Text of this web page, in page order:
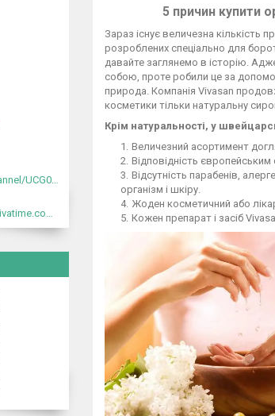
5 причин купити
Зараз існує величезна кількість
розроблених спеціально для
давайте заглянемо в історію.
собою, проте робили це за
природа. Компанія Vivasan
косметики тільки натуральну
Крім натуральності, у
Величезний асортимент
Відповідність європейським
Відсутність парабенів,
організм і шкіру.
Жоден косметичний або
Кожен препарат і засіб